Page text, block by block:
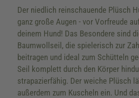
Der niedlich reinschauende Plüsch
ganz große Augen - vor Vorfreude
deinem Hund! Das Besondere sind
Baumwollseil, die spielerisch zur
beitragen und ideal zum Schütteln
Seil komplett durch den Körper
strapazierfähig. Der weiche Plüsch
außerdem zum Kuscheln ein. Und